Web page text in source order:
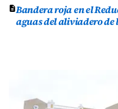
Bandera roja en el
aguas del aliviadero de